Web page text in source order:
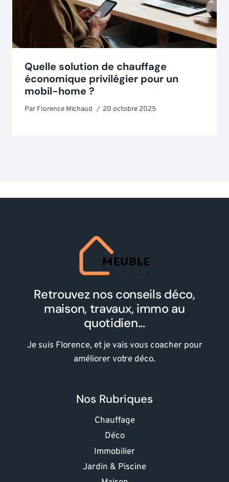
Quelle solution de chauffage
économique privilégier pour un
mobil-home ?
Par Florence Michaud 20 octobre 2025
Retrouvez nos conseils déco,
maison, travaux, immo au
quotidien...
Je suis Florence, et je vais vous coacher pour
améliorer votre déco.
Nos Rubriques
Chauffage
Déco
Immobilier
Jardin & Piscine